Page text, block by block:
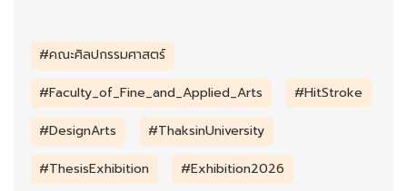
#คณะศิลปกรรมศาสตร์
#Faculty_of_Fine_and_Applied_Arts
#HitStroke
#DesignArts
#ThaksinUniversity
#ThesisExhibition
#Exhibition2026